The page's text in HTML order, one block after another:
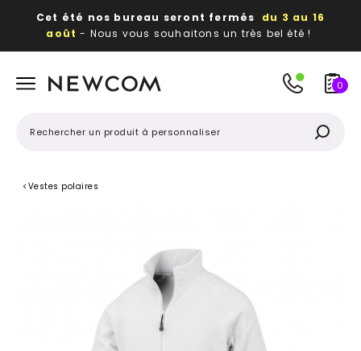
Cet été nos bureau seront fermés du 3 au 16
août - Nous vous souhaitons un très bel été !
publicitaires
0
< Vestes polaires